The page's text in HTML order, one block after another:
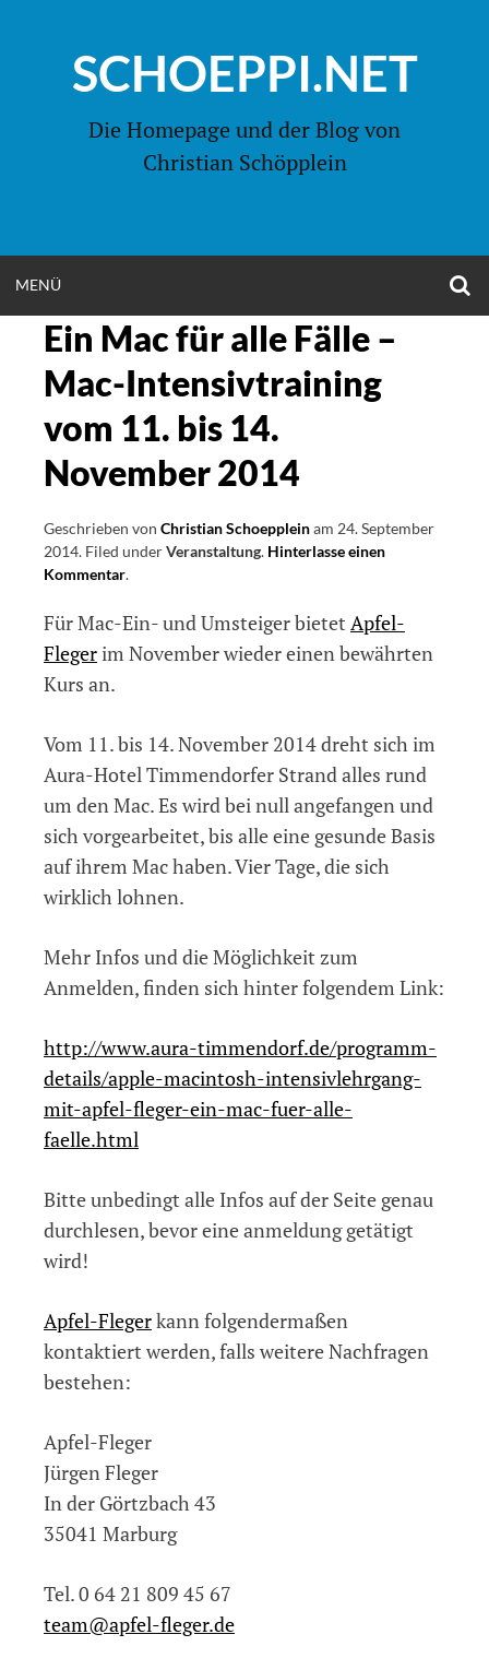
springenSCHOEPPI.NET
Die Homepage und der Blog von
Christian Schöpplein
MENÜ
MENU
Ein Mac für alle Fälle –
Mac-Intensivtraining
vom 11. bis 14.
November 2014
Geschrieben von Christian Schoeppleinam 24. September
2014. Filed underVeranstaltung. Hinterlasse einen
Kommentaron
Mac
für
alle
Mac-
Intensivtraining
vom
11.
14.
November
2014
.
Für Mac-Ein- und Umsteiger bietet Apfel-
Fleger im November wieder einen bewährten
Kurs an.
Vom 11. bis 14. November 2014 dreht sich im
Aura-Hotel Timmendorfer Strand alles rund
um den Mac. Es wird bei null angefangen und
sich vorgearbeitet, bis alle eine gesunde Basis
auf ihrem Mac haben. Vier Tage, die sich
wirklich lohnen.
Mehr Infos und die Möglichkeit zum
Anmelden, finden sich hinter folgendem Link:
http://www.aura-timmendorf.de/programm-
details/apple-macintosh-intensivlehrgang-
mit-apfel-fleger-ein-mac-fuer-alle-
faelle.html
Bitte unbedingt alle Infos auf der Seite genau
durchlesen, bevor eine anmeldung getätigt
wird!
Apfel-Flegerkann folgendermaßen
kontaktiert werden, falls weitere Nachfragen
bestehen:
Apfel-Fleger
Jürgen Fleger
In der Görtzbach 43
35041 Marburg
Tel. 0 64 21 809 45 67
team@apfel-fleger.de